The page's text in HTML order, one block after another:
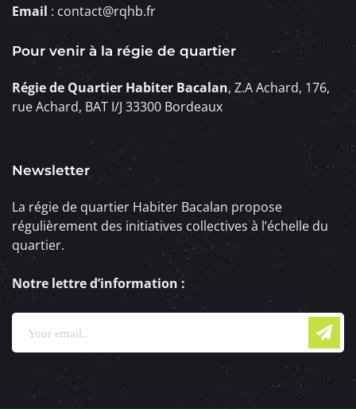
Email : contact@rqhb.fr
Pour venir à la régie de quartier
Régie de Quartier Habiter Bacalan, Z.A Achard, 176,
rue Achard, BAT I/J 33300 Bordeaux
Newsletter
La régie de quartier Habiter Bacalan propose
régulièrement des initiatives collectives à l’échelle du
quartier.
Notre lettre d’information :